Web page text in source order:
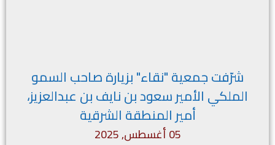
شرّفت جمعية "نقاء" بزيارة صاحب السمو
الملكي الأمير سعود بن نايف بن عبدالعزيز،
أمير المنطقة الشرقية
05 أغسطس, 2025